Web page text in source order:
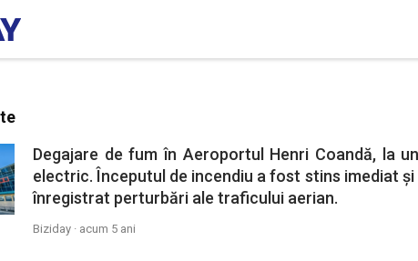
Degajare de fum în Aeroportul Henri Coandă, la
electric. Începutul de incendiu a fost stins imediat și
înregistrat perturbări ale traficului aerian.
Biziday · acum 5 ani